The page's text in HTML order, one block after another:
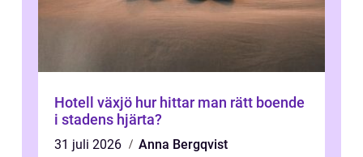
Hotell växjö hur hittar man rätt boende
i stadens hjärta?
31 juli 2026
Anna Bergqvist